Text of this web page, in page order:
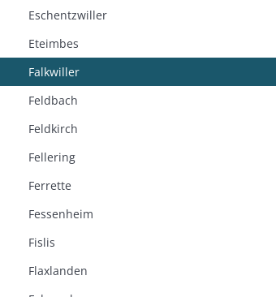
Eschentzwiller
Eteimbes
Falkwiller
Feldbach
Feldkirch
Fellering
Ferrette
Fessenheim
Fislis
Flaxlanden